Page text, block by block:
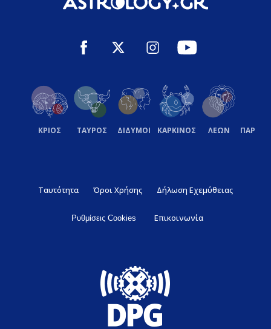
ΚΡΙΟΣ ΤΑΥΡΟΣ ΔΙΔΥΜΟΙ ΚΑΡΚΙΝΟΣ ΛΕΩΝ
Ταυτότητα Όροι Χρήσης Δήλωση Εχεμύθειας
Ρυθμίσεις Cookies Επικοινωνία